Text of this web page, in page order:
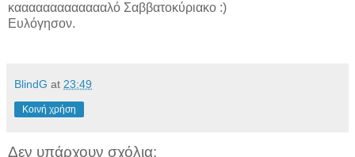
καααααααααααααλό Σαββατοκύριακο :)
Ευλόγησον.
BlindG at 23:49
Κοινή χρήση
Δεν υπάρχουν σχόλια: